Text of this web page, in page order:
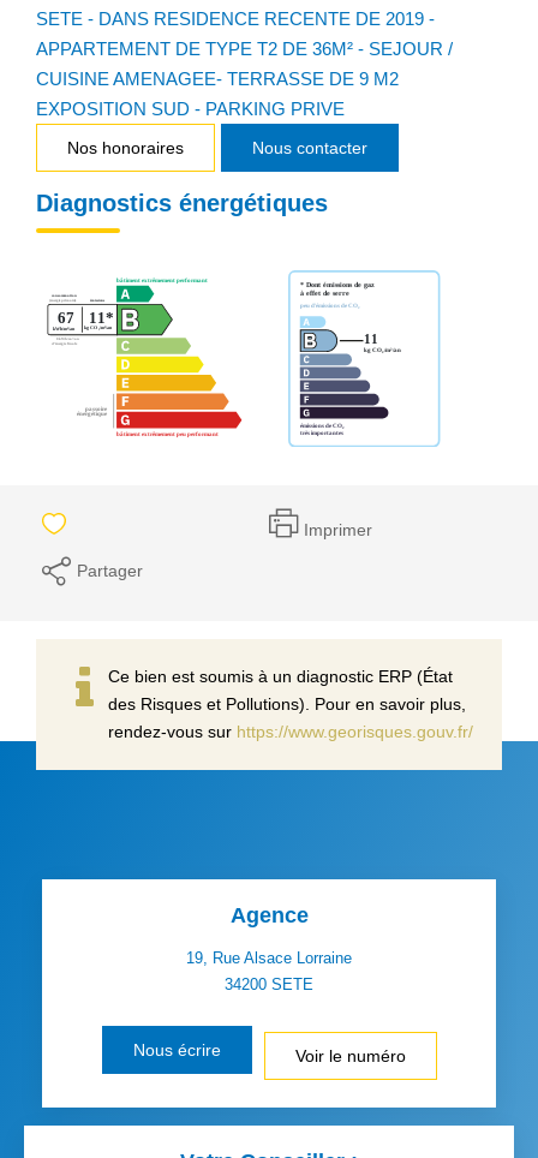
SETE - DANS RESIDENCE RECENTE DE 2019 -
APPARTEMENT DE TYPE T2 DE 36M² - SEJOUR /
CUISINE AMENAGEE- TERRASSE DE 9 M2
EXPOSITION SUD - PARKING PRIVE
Nos honoraires Nous contacter
Diagnostics énergétiques
Imprimer
Partager
Ce bien est soumis à un diagnostic ERP (État
des Risques et Pollutions). Pour en savoir plus,
rendez-vous sur https://www.georisques.gouv.fr/
Agence
19, Rue Alsace Lorraine
34200 SETE
Nous écrire Voir le numéro